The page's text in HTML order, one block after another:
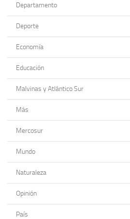
Departamento
Deporte
Economía
Educación
Malvinas y Atlántico Sur
Más
Mercosur
Mundo
Naturaleza
Opinión
País